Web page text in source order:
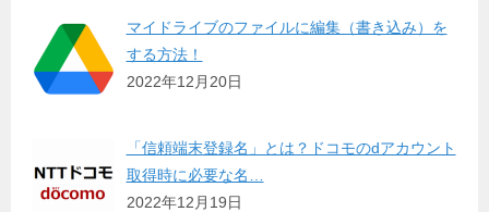
マイドライブのファイルに編集（書き込み）を
する方法！
2022年12月20日
「信頼端末登録名」とは？ドコモのdアカウント
取得時に必要な名…
2022年12月19日